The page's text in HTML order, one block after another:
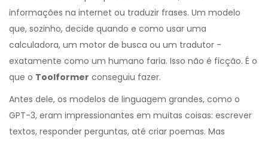
informações na internet ou traduzir frases. Um modelo
que, sozinho, decide quando e como usar uma
calculadora, um motor de busca ou um tradutor -
exatamente como um humano faria. Isso não é ficção. É o
que o Toolformer conseguiu fazer.
Antes dele, os modelos de linguagem grandes, como o
GPT-3, eram impressionantes em muitas coisas: escrever
textos, responder perguntas, até criar poemas. Mas